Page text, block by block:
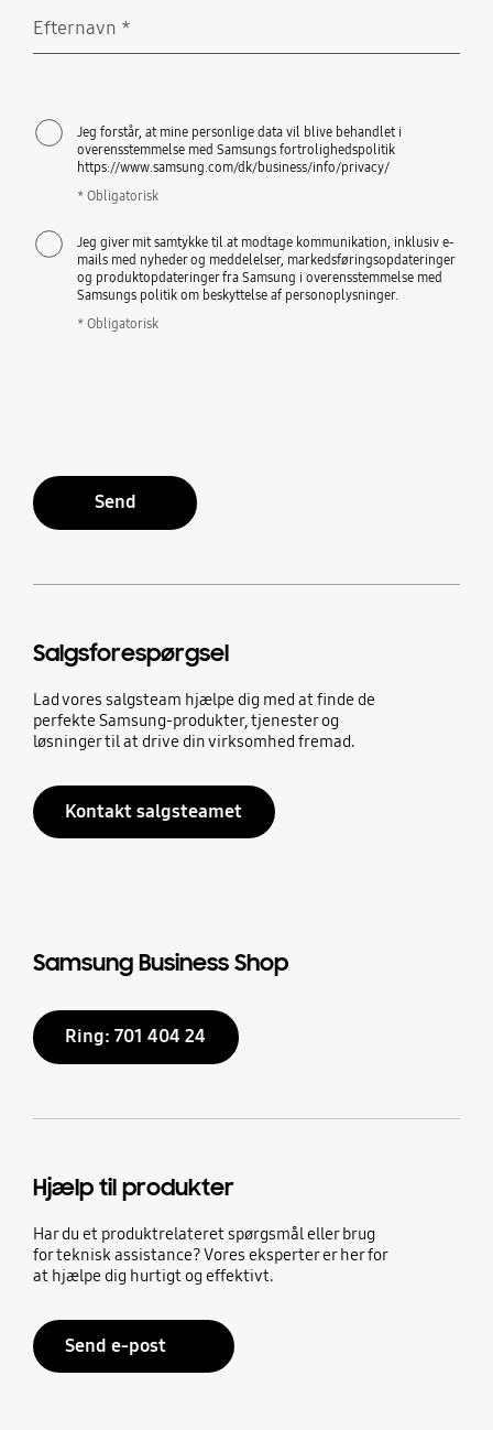
Efternavn *
Jeg forstår, at mine personlige data vil blive behandlet i
overensstemmelse med Samsungs fortrolighedspolitik
https://www.samsung.com/dk/business/info/privacy/
* Obligatorisk
Jeg giver mit samtykke til at modtage kommunikation, inklusiv e-
mails med nyheder og meddelelser, markedsføringsopdateringer
og produktopdateringer fra Samsung i overensstemmelse med
Samsungs politik om beskyttelse af personoplysninger.
* Obligatorisk
Send
Salgsforespørgsel
Lad vores salgsteam hjælpe dig med at finde de
perfekte Samsung-produkter, tjenester og
løsninger til at drive din virksomhed fremad.
Kontakt salgsteamet
Samsung Business Shop
Ring: 701 404 24
Hjælp til produkter
Har du et produktrelateret spørgsmål eller brug
for teknisk assistance? Vores eksperter er her for
at hjælpe dig hurtigt og effektivt.
Send e-post